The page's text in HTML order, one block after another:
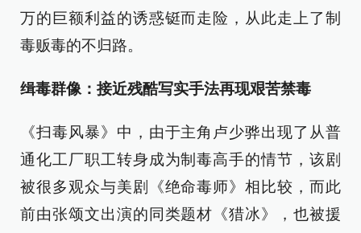
万的巨额利益的诱惑铤而走险，从此走上了制
毒贩毒的不归路。
缉毒群像：接近残酷写实手法再现艰苦禁毒
《扫毒风暴》中，由于主角卢少骅出现了从普
通化工厂职工转身成为制毒高手的情节，该剧
被很多观众与美剧《绝命毒师》相比较，而此
前由张颂文出演的同类题材《猎冰》，也被援